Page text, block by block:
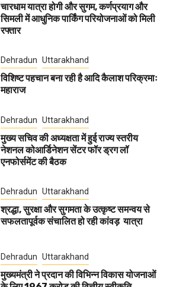
चारधाम यात्रा होगी और सुगम, कर्णप्रयाग और
सिमली में आधुनिक पार्किंग परियोजनाओं को मिली
रफ्तार
Dehradun Uttarakhand
विशिष्ट पहचान बना रही है आदि कैलाश परिक्रमाः
महाराज
Dehradun Uttarakhand
मुख्य सचिव की अध्यक्षता में हुई राज्य स्तरीय
नेशनल कोआर्डिनेशन सेंटर फॉर ड्रग लॉ
एनफोर्समेंट की बैठक
Dehradun Uttarakhand
श्रद्धा, सुरक्षा और सुगमता के उत्कृष्ट समन्वय से
सफलतापूर्वक संचालित हो रही कांवड़ यात्रा
Dehradun Uttarakhand
मुख्यमंत्री ने प्रदान की विभिन्न विकास योजनाओं